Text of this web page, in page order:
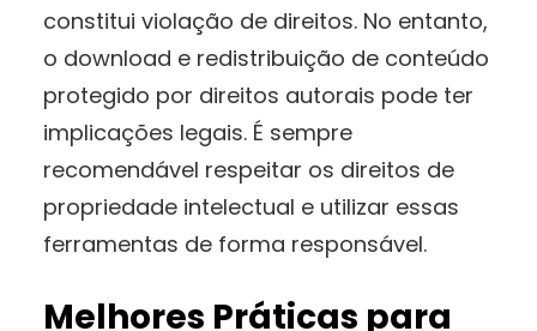
constitui violação de direitos. No entanto,
o download e redistribuição de conteúdo
protegido por direitos autorais pode ter
implicações legais. É sempre
recomendável respeitar os direitos de
propriedade intelectual e utilizar essas
ferramentas de forma responsável.
Melhores Práticas para